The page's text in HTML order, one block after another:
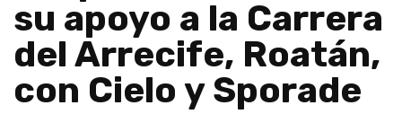
su apoyo a la Carrera
del Arrecife, Roatán,
con Cielo y Sporade